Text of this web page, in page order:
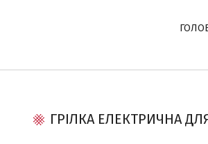
ГРІЛКА ЕЛЕКТРИЧНА